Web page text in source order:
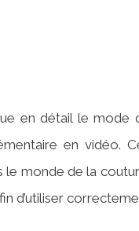
en détail le mode
en vidéo.
monde de la
d’utiliser